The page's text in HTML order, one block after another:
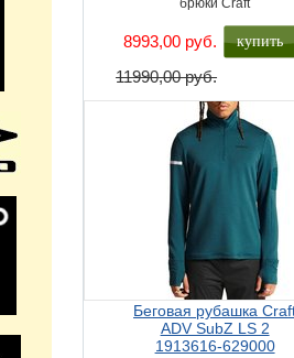
брюки Craft
8993,00 руб.
11990,00 руб.
купить
Беговая рубашка
ADV SubZ LS 2
1913616-629000